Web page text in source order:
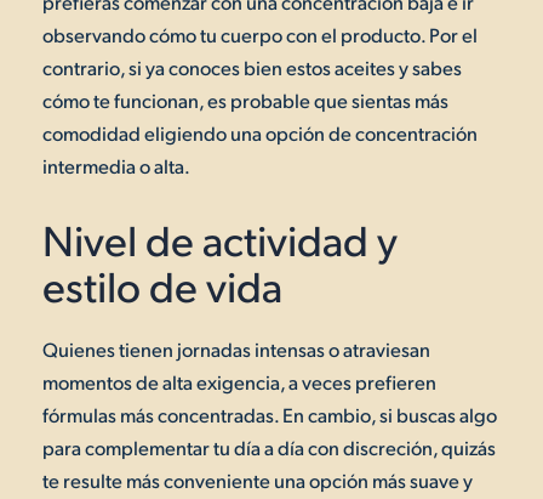
observando cómo tu cuerpo con el producto. Por el
contrario, si ya conoces bien estos aceites y sabes
cómo te funcionan, es probable que sientas más
comodidad eligiendo una opción de concentración
intermedia o alta.
Nivel de actividad y
estilo de vida
Quienes tienen jornadas intensas o atraviesan
momentos de alta exigencia, a veces prefieren
fórmulas más concentradas. En cambio, si buscas algo
para complementar tu día a día con discreción, quizás
te resulte más conveniente una opción más suave y